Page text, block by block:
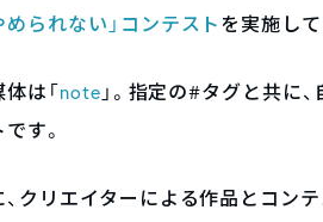
られない」コンテストを実施し
は「note 」。指定の#タグと共に
す。
、クリエイターによる作品とコン